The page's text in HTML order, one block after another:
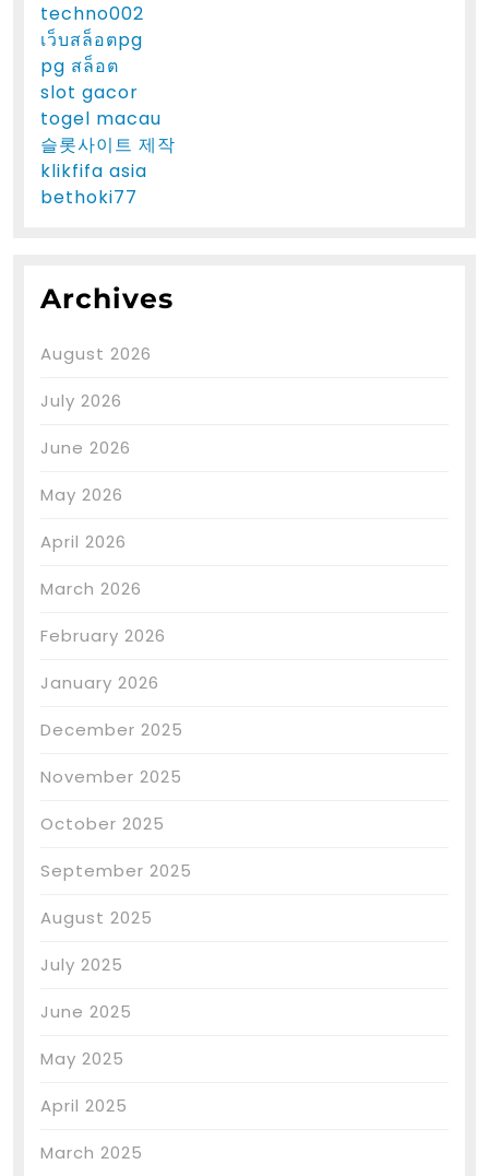
techno002
เว็บสล็อตpg
pg สล็อต
slot gacor
togel macau
슬롯사이트 제작
klikfifa asia
bethoki77
Archives
August 2026
July 2026
June 2026
May 2026
April 2026
March 2026
February 2026
January 2026
December 2025
November 2025
October 2025
September 2025
August 2025
July 2025
June 2025
May 2025
April 2025
March 2025